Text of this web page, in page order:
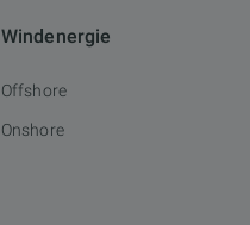
Windenergie
Offshore
Onshore